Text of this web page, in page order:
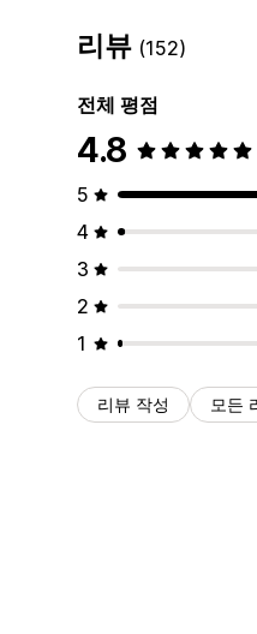
리뷰 (152)
전체 평점
4.8
5
4
3
2
1
리뷰 작성 모든